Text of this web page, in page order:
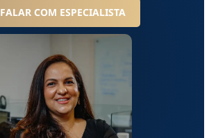
FALAR COM ESPECIALISTA